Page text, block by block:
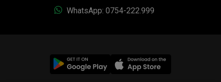
WhatsApp: 0754-222.999